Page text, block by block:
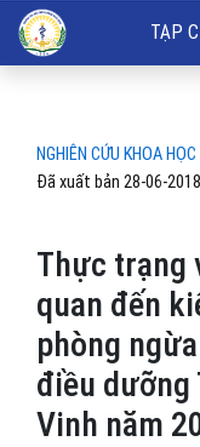
Thực trạng và một số
TẠP
NGHIÊN CỨU KHOA HỌC
Thực trạng
quan đến
phòng
điều dưỡng
Vinh năm
Đã xuất bản 28-06-2018